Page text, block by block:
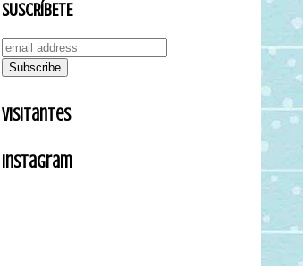
SUSCRÍBETE
Visitantes
Instagram